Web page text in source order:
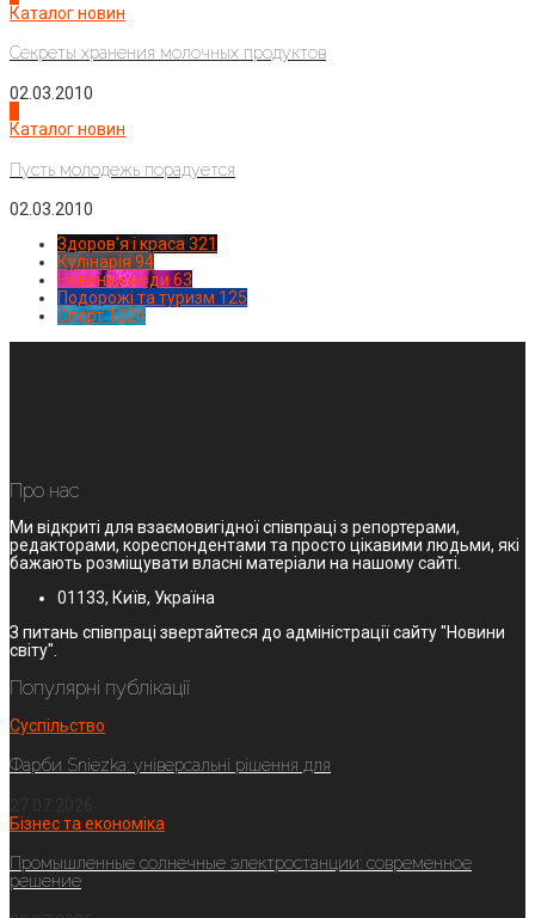
Каталог новин
Секреты хранения молочных продуктов
02.03.2010
Каталог новин
Пусть молодежь порадуется
02.03.2010
Здоров'я і краса 321
Кулінарія 94
Новинки моди 63
Подорожі та туризм 125
Спорт1224
Про нас
Ми відкриті для взаємовигідної співпраці з репортерами,
редакторами, кореспондентами та просто цікавими людьми, які
бажають розміщувати власні матеріали на нашому сайті.
01133, Київ, Україна
З питань співпраці звертайтеся до адміністрації сайту "Новини
світу".
Популярні публікації
Суспільство
Фарби Sniezka: універсальні рішення для
Бізнес та економіка
Промышленные солнечные электростанции: современное
решение